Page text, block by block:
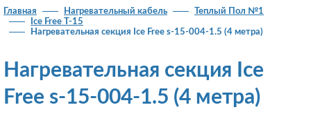
Главная Нагревательный кабель
Теплый Пол №1
Ice Free T-15
Нагревательная секция Ice Free s-15-004-1.5 (4 метра)
Нагревательная секция Ice
Free s-15-004-1.5 (4 метра)